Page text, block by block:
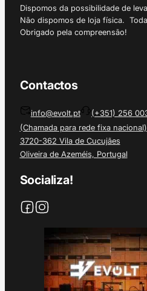
Dispomos da possibilidade de
Não dispomos de loja física.
Obrigado pela compreensão!
Contactos
info@evolt.pt
(+351) 256
(Chamada para rede fixa nacional)
3720-362 Vila de Cucujães
Oliveira de Azeméis, Portugal
Socializa!